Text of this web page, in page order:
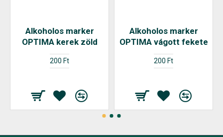
Alkoholos marker
OPTIMA kerek zöld
200 Ft
Alkoholos marker
OPTIMA vágott fekete
200 Ft